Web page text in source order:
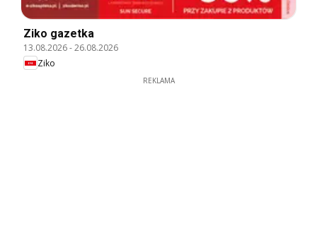
Ziko gazetka
13.08.2026-26.08.2026
Ziko
REKLAMA